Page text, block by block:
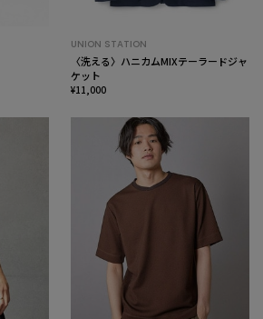
UNION STATION
〈洗える〉ハニカムMIXテーラードジャ
ケット
¥11,000